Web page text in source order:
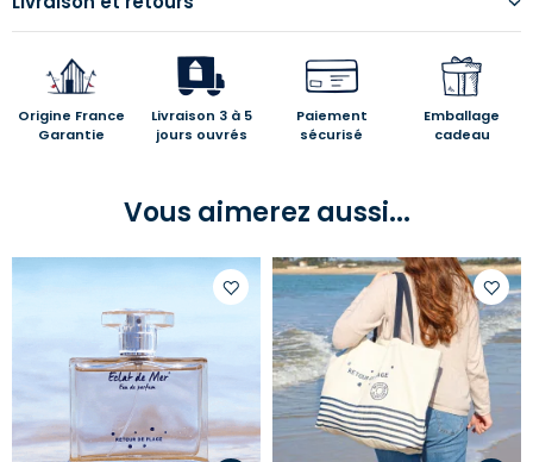
Origine France
Garantie
Livraison 3 à 5
jours ouvrés
Paiement
sécurisé
Emballage
cadeau
Vous aimerez aussi...
Ajouter
d'envies
à
votre
liste